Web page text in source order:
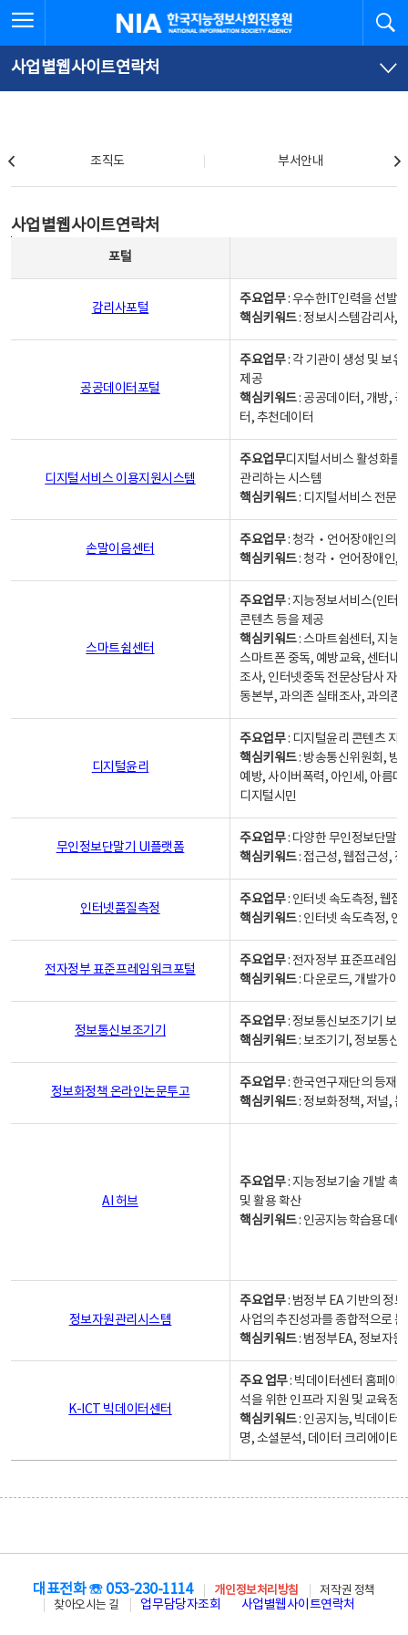
문
로
가
체
뉴
바
가
한국지능정보사회진흥원
사업별웹사이트연락처
조직도 부서안내
사업별웹사이트연락처
포털
감리사포털
주요업무: 우수한IT인력을 선발
핵심키워드: 정보시스템감리사,
공공데이터포털
주요업무: 각 기관이 생성 및 보
제공
핵심키워드: 공공데이터, 개방,
터, 추천데이터
디지털서비스 이용지원시스템
주요업무디지털서비스 활성화를
관리하는 시스템
핵심키워드: 디지털서비스 전문
손말이음센터
주요업무: 청각‧언어장애인의
핵심키워드: 청각‧언어장애인,
스마트쉼센터
주요업무: 지능정보서비스(인터
콘텐츠 등을 제공
핵심키워드: 스마트쉼센터, 지능
스마트폰 중독, 예방교육, 센터내
조사, 인터넷중독 전문상담사 자
동본부, 과의존 실태조사, 과의존
디지털윤리
주요업무: 디지털윤리 콘텐츠 지
핵심키워드: 방송통신위원회, 방
예방, 사이버폭력, 아인세, 아름
디지털시민
무인정보단말기 UI플랫폼
주요업무: 다양한 무인정보단말
핵심키워드: 접근성, 웹접근성,
인터넷품질측정
주요업무: 인터넷 속도측정, 웹접
핵심키워드: 인터넷 속도측정, 인
전자정부 표준프레임워크포털
주요업무: 전자정부 표준프레임
핵심키워드: 다운로드, 개발가이
정보통신보조기기
주요업무: 정보통신보조기기 보
핵심키워드: 보조기기, 정보통신
정보화정책 온라인논문투고
주요업무: 한국연구재단의 등재
핵심키워드: 정보화정책, 저널,
AI 허브
주요업무: 지능정보기술 개발 촉
및 활용 확산
핵심키워드: 인공지능 학습용 데
정보자원관리시스템
주요업무: 범정부 EA 기반의 정
사업의 추진성과를 종합적으로
핵심키워드: 범정부EA, 정보자
K-ICT 빅데이터센터
주요 업무: 빅데이터센터 홈페이
석을 위한 인프라 지원 및 교육정
핵심키워드: 인공지능, 빅데이터,
명, 소셜분석, 데이터 크리에이터
대표전화 ☏ 053-230-1114 개인정보처리방침
저작권 정책
찾아오시는 길
업무담당자조회 사업별웹사이트연락처